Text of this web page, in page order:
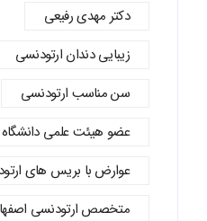
دکتر مهدی رفیعی
زیبایی دندان ارتودنسی
سن مناسب ارتودنسی
عضو هیئت علمی
عوارض با بریس های
متخصص ارتودنسی